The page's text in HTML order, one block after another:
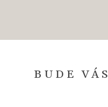
BUDE